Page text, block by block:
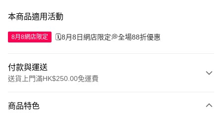
本商品適用活動
8月8網店限定 🗓️8月8日網店限定💭全場88折優惠
付款與運送
送貨上門滿HK$250.00免運費
信用卡
商品特色